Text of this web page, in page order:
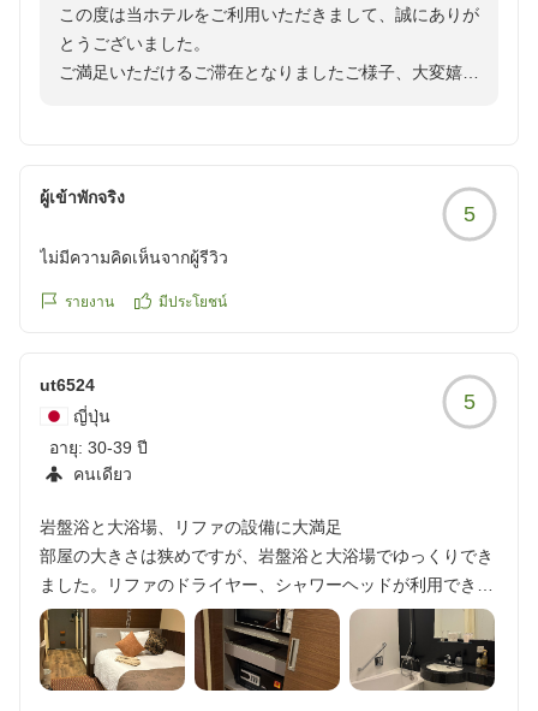
この度は当ホテルをご利用いただきまして、誠にありが
とうございました。
ご満足いただけるご滞在となりましたご様子、大変嬉し
す。また是非お越しくださいませ。
ผู้เข้าพักจริง
5
ไม่มีความคิดเห็นจากผู้รีวิว
รายงาน มีประโยชน์
ut6524
ญี่ปุ่น
อายุ: 30-39 ปี
คนเดียว
5
岩盤浴と大浴場、リファの設備に大満足
部屋の大きさは狭めですが、岩盤浴と大浴場でゆっくりでき
ました。リファのドライヤー、シャワーヘッドが利用できて
よかったです。
ロビーでコーヒー、ココア、カフェラテなど飲み放題なのも
嬉しかったです。